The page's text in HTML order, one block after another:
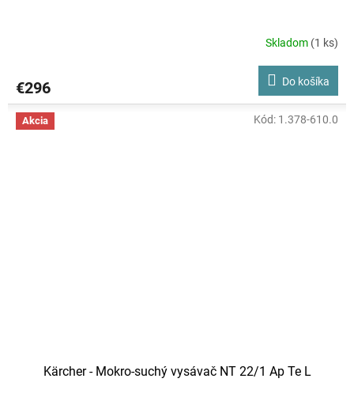
Skladom (1 ks)
€296 Do košíka
Akcia
Kärcher - Mokro-suchý vysávač NT 22/1 Ap Te L
Kód: 1.378-610.0